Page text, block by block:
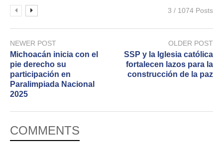
3 / 1074 Posts
NEWER POST
Michoacán inicia con el
pie derecho su
participación en
Paralimpiada Nacional
2025
OLDER POST
SSP y la Iglesia católica
fortalecen lazos para la
construcción de la paz
COMMENTS